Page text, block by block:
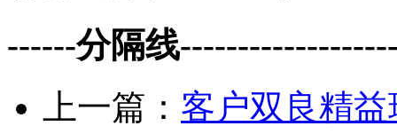
------分隔线
上一篇： 客户双良精